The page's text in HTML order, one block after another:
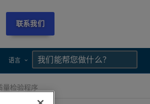
联系我们
语言
量检验程序